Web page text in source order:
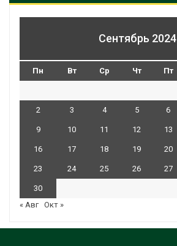
Сентябрь 2024
Пн Вт Ср Чт Пт
2 3 4 5 6
9 10 11 12 13
16 17 18 19 20
23 24 25 26 27
30
« Авг Окт »